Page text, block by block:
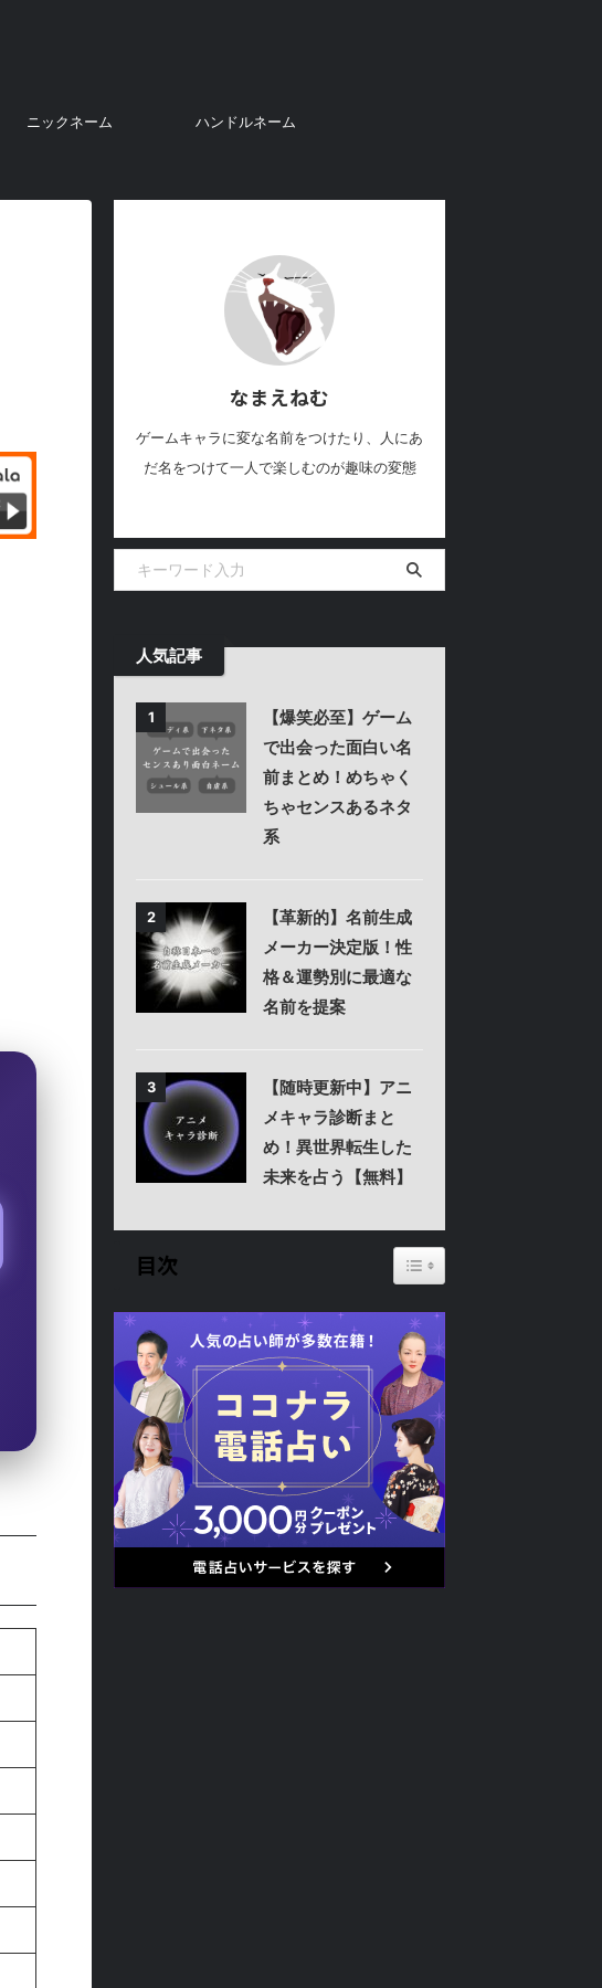
ニックネーム ハンドルネーム
なまえねむ
ゲームキャラに変な名前をつけたり、人にあ
だ名をつけて一人で楽しむのが趣味の変態
人気記事
1
【爆笑必至】ゲーム
で出会った面白い名
前まとめ！めちゃく
ちゃセンスあるネタ
系
2
【革新的】名前生成
メーカー決定版！性
格＆運勢別に最適な
名前を提案
3
【随時更新中】アニ
メキャラ診断まと
め！異世界転生した
未来を占う【無料】
目次 Toggle Table of Content